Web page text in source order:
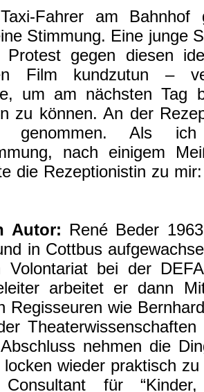
Fahrer am Bahnhof
Stimmung. Eine junge
gegen diesen
Film kundzutun –
um am nächsten Tag
zu können. An der
genommen. Als
nach einigem
die Rezeptionistin zu
Autor: René Beder
in Cottbus
Volontariat bei der
arbeitet er dann
Regisseuren wie
nehmen die
locken wieder praktisch
für “Kinder,